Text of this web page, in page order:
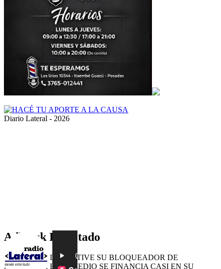
Diario Lateral - 2026
Adblock Detectado
POR FAVOR DESACTIVE SU BLOQUEADOR DE
ANUNCIOS, ESTE MEDIO SE FINANCIA CASI EN SU